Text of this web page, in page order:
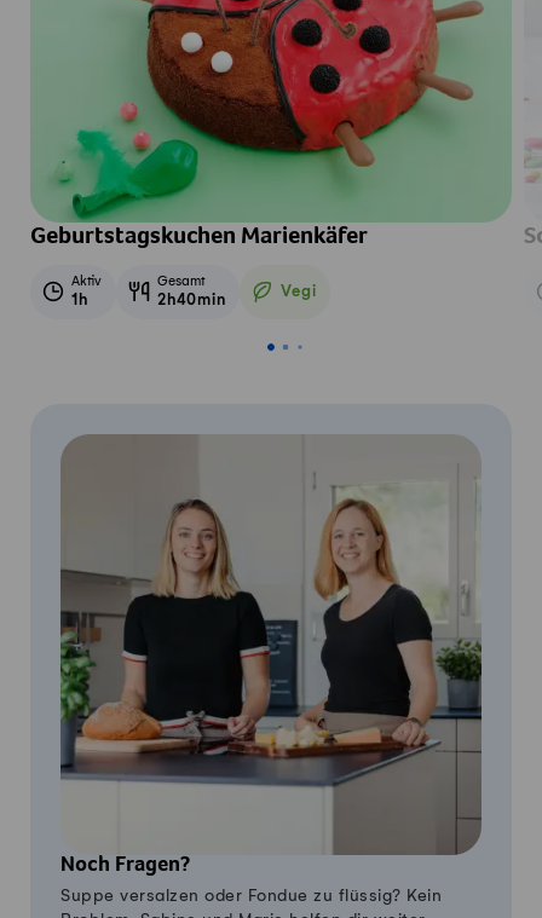
Geburtstagskuchen Marienkäfer
Aktiv
1h
Gesamt
2h40min Vegi
Vegetarisch
Noch Fragen?
Suppe versalzen oder Fondue zu flüssig? Kein